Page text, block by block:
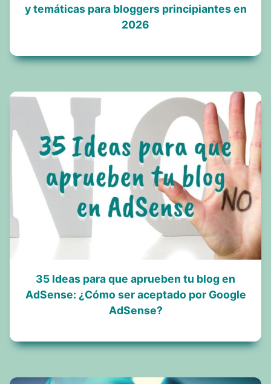
y temáticas para bloggers principiantes en
2026
35 Ideas para que aprueben tu blog en
AdSense: ¿Cómo ser aceptado por Google
AdSense?